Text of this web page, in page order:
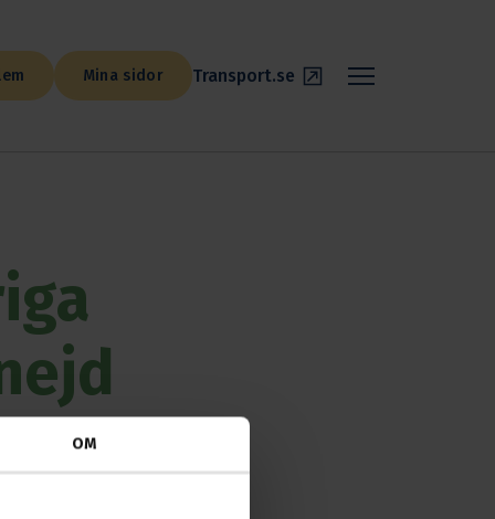
OM
Mina sidor Transport.se
Karlstad)